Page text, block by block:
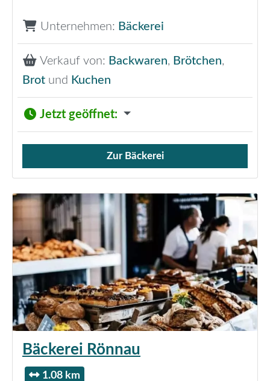
Unternehmen: Bäckerei
Verkauf von: Backwaren, Brötchen,
Brot und Kuchen
Jetzt geöffnet:
Verkauf von Brötchen,
Zur Bäckerei
Bäckerei Rönnau
1.08 km